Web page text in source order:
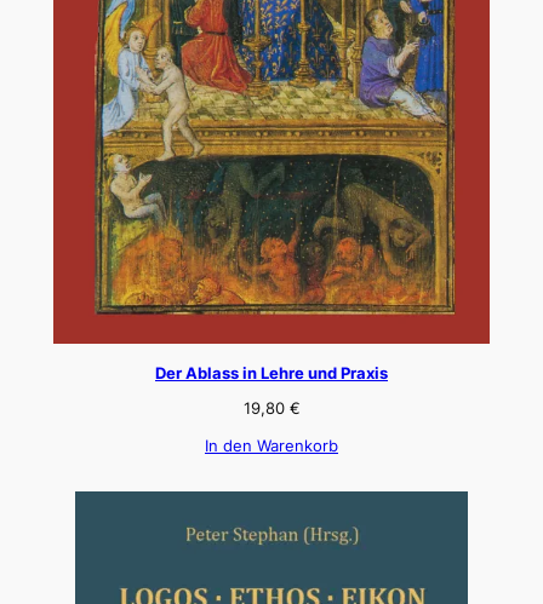
Der Ablass in Lehre und Praxis
19,80 €
In den Warenkorb